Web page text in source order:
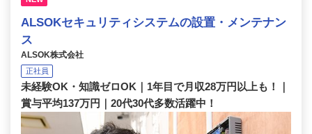
ALSOKセキュリティシステムの設置・メンテナン
ス
ALSOK株式会社
正社員
未経験OK・知識ゼロOK｜1年目で月収28万円以上も！｜
賞与平均137万円｜20代30代多数活躍中！